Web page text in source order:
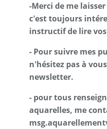
-Merci de me
c'est toujours
instructif de lire
- Pour suivre mes
n'hésitez pas à
newsletter.
- pour tous
aquarelles, me